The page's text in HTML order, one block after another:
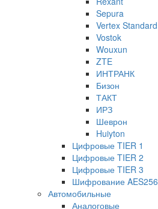
Sepura
Vertex Standard
Vostok
Wouxun
ZTE
ИНТРАНК
Бизон
ТАКТ
ИРЗ
Шеврон
Huiyton
Цифровые TIER 1
Цифровые TIER 2
Цифровые TIER 3
Шифрование AES256
Автомобильные
Аналоговые